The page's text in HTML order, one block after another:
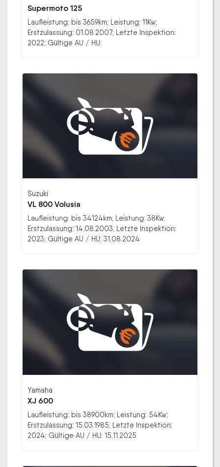
Supermoto 125
Laufleistung: bis 3659km; Leistung: 11Kw;
Erstzulassung: 01.08.2007; Letzte Inspektion:
2022; Gültige AU / HU:
Suzuki
VL 800 Volusia
Laufleistung: bis 34124km; Leistung: 38Kw;
Erstzulassung: 14.08.2003; Letzte Inspektion:
2023; Gültige AU / HU: 31.08.2024
Yamaha
XJ 600
Laufleistung: bis 38900km; Leistung: 54Kw;
Erstzulassung: 15.03.1985; Letzte Inspektion:
2024; Gültige AU / HU: 15.11.2025